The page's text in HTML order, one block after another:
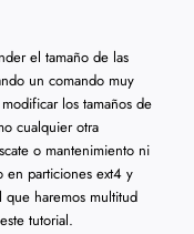
el tamaño de las
un comando muy
los tamaños de
cualquier otra
o mantenimiento ni
en particiones ext4 y
haremos multitud
tutorial.